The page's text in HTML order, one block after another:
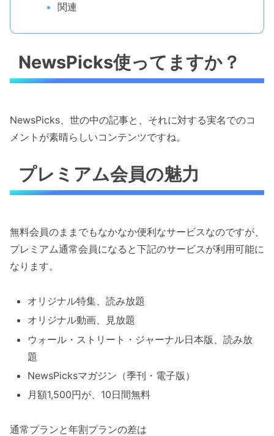
関連
NewsPicks使ってますか？
NewsPicks、世の中の記事と、それに対する実名でのコ
メントが素晴らしいコンテンツですね。
プレミアム会員の魅力
無料会員のままでもなかなか便利なサービスなのですが、
プレミアム通常会員になると下記のサービスが利用可能に
なります。
オリジナル特集、読み放題
オリジナル動画、見放題
ウォール・ストリート・ジャーナル日本版、読み放
題
NewsPicksマガジン（季刊・電子版）
月額1,500円が、10日間無料
通常プランと年割プランの差は